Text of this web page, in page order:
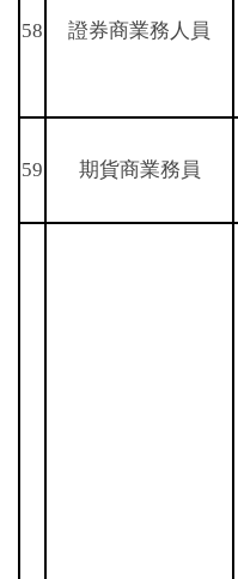
58 證券商業務人員
59 期貨商業務員